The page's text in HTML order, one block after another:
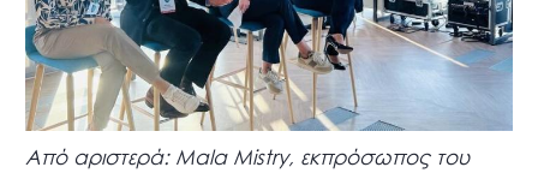
Από αριστερά: Mala Mistry, εκπρόσωπος του